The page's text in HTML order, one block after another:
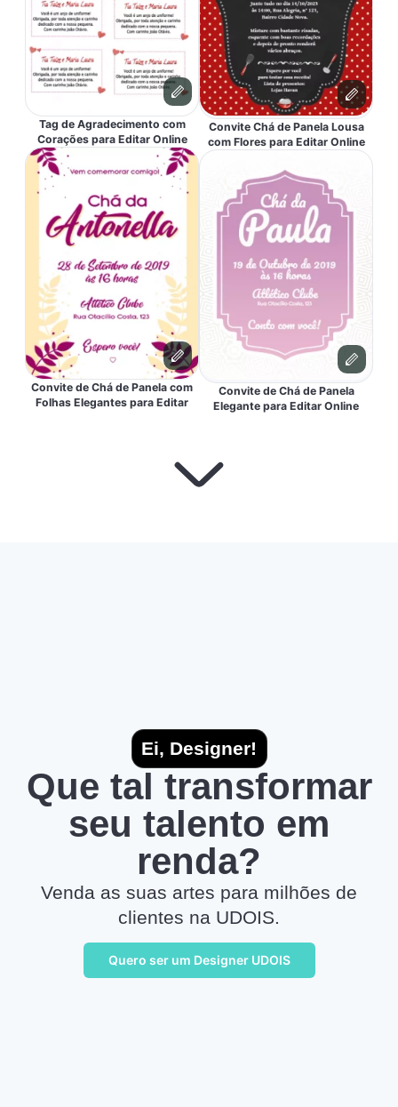
Tag de Agradecimento com
Corações para Editar Online
Convite de Chá de Panela com
Folhas Elegantes para Editar
Convite Chá de Panela Lousa
com Flores para Editar Online
Convite de Chá de Panela
Elegante para Editar Online
Ei, Designer!
Que tal transformar
seu talento em
renda?
Venda as suas artes para milhões de
clientes na UDOIS.
Quero ser um Designer UDOIS